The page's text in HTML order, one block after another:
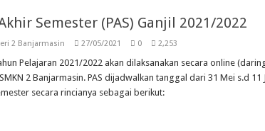
Semester (PAS) Ganjil 2021/2022
2 Banjarmasin 27/05/2021 0 2,253
Pelajaran 2021/2022 akan dilaksanakan secara online
2 Banjarmasin. PAS dijadwalkan tanggal dari 31 Mei s.d 11
secara rincianya sebagai berikut: